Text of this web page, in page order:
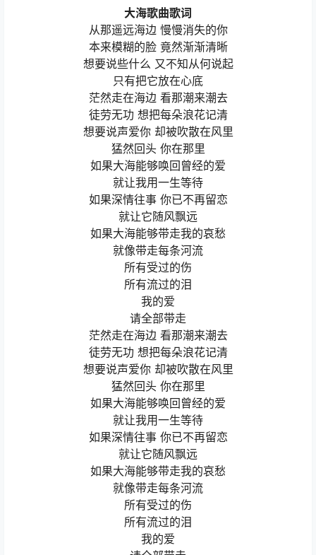
大海歌曲歌词
从那遥远海边 慢慢消失的你
本来模糊的脸 竟然渐渐清晰
想要说些什么 又不知从何说起
只有把它放在心底
茫然走在海边 看那潮来潮去
徒劳无功 想把每朵浪花记清
想要说声爱你 却被吹散在风里
猛然回头 你在那里
如果大海能够唤回曾经的爱
就让我用一生等待
如果深情往事 你已不再留恋
就让它随风飘远
如果大海能够带走我的哀愁
就像带走每条河流
所有受过的伤
所有流过的泪
我的爱
请全部带走
茫然走在海边 看那潮来潮去
徒劳无功 想把每朵浪花记清
想要说声爱你 却被吹散在风里
猛然回头 你在那里
如果大海能够唤回曾经的爱
就让我用一生等待
如果深情往事 你已不再留恋
就让它随风飘远
如果大海能够带走我的哀愁
就像带走每条河流
所有受过的伤
所有流过的泪
我的爱